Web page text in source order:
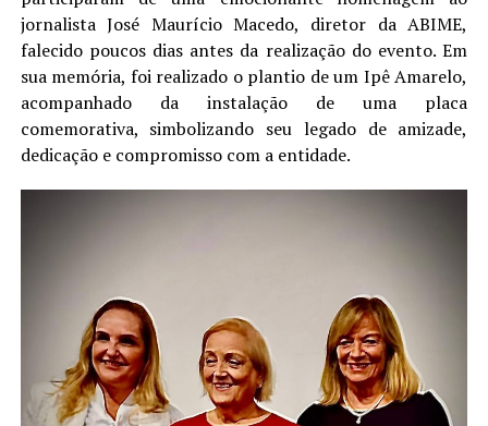
jornalista José Maurício Macedo, diretor da ABIME,
falecido poucos dias antes da realização do evento. Em
sua memória, foi realizado o plantio de um Ipê Amarelo,
acompanhado da instalação de uma placa
comemorativa, simbolizando seu legado de amizade,
dedicação e compromisso com a entidade.